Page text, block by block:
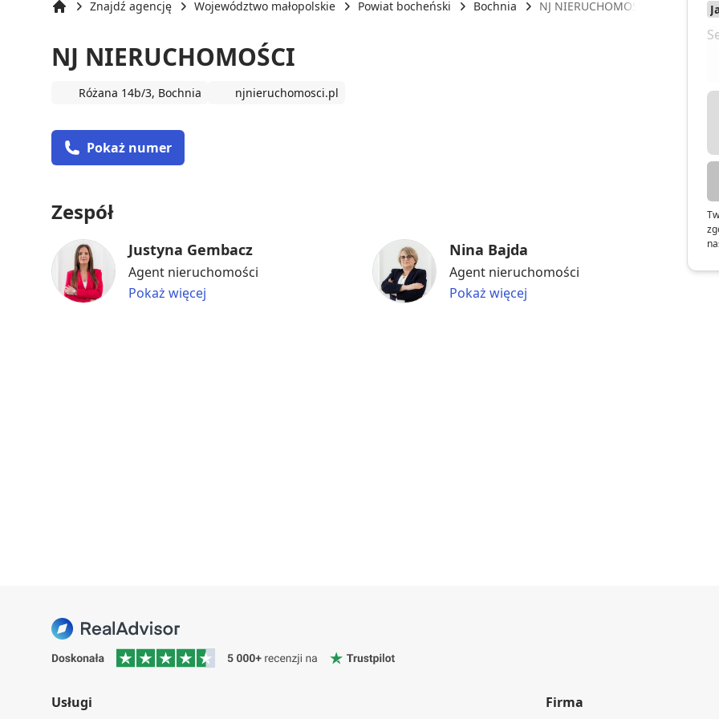
Znajdź agencję Województwo małopolskie Powiat bocheński Bochnia NJ NIERUCHOMOŚCI
NJ NIERUCHOMOŚCI
Różana 14b/3, Bochnia njnieruchomosci.pl
Pokaż numer
Zespół
Justyna Gembacz
Agent nieruchomości
Pokaż więcej
Nina Bajda
Agent nieruchomości
Pokaż więcej
Usługi Firma